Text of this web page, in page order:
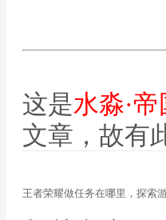
这是水淼·
文章，故有
王者荣耀做任务在哪里，探索